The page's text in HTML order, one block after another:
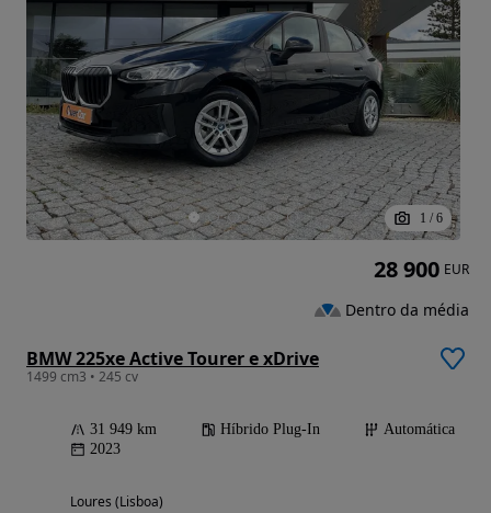
1 / 6
BMW 225xe Active Tourer e xDrive
1499 cm3 • 245 cv
31 949 km Híbrido Plug-In
Automática
2023
Loures (Lisboa)
28 900 EUR
Dentro da média